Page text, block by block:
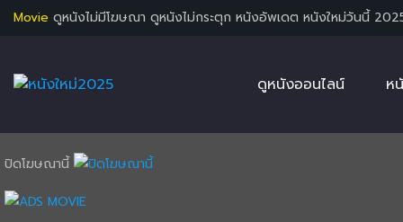
Movie ดูหนังไม่มีโฆษณา ดูหนังไม่กระตุก หนังอัพเดต หนังใหม่วันนี้
ดูหนังออนไลน์ ห
ปิดโฆษณานี้